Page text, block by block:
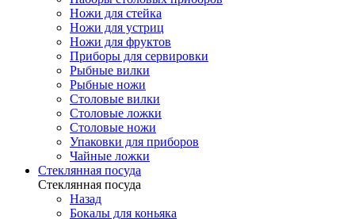
Ножи для стейка
Ножи для устриц
Ножи для фруктов
Приборы для сервировки
Рыбные вилки
Рыбные ножи
Столовые вилки
Столовые ложки
Столовые ножи
Упаковки для приборов
Чайные ложки
Стеклянная посуда
Стеклянная посуда
Назад
Бокалы для коньяка